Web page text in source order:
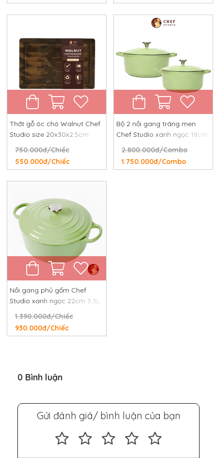
Thớt gỗ óc chó Walnut Chef
Studio size 20x30x2.5cm
750.000đ/Chiếc
550.000đ/Chiếc
Bộ 2 nồi gang tráng men
Chef Studio xanh ngọc 18cm
2.800.000đ/Combo
1.750.000đ/Combo
Nồi gang phủ gốm Chef
Studio xanh ngọc 22cm 3.3L
1.390.000đ/Chiếc
930.000đ/Chiếc
0 Bình luận
Gửi đánh giá/ bình luận của bạn